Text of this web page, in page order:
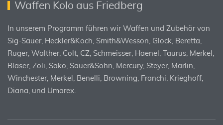
Waffen Kolo aus Friedberg
In unserem Programm führen wir Waffen und Zubehör von
Sig-Sauer, Heckler&Koch, Smith&Wesson, Glock, Beretta,
Ruger, Walther, Colt, CZ, Schmeisser, Haenel, Taurus, Merkel,
Blaser, Zoli, Sako, Sauer&Sohn, Mercury, Steyer, Marlin,
Winchester, Merkel, Benelli, Browning, Franchi, Krieghoff,
Diana, und Umarex.